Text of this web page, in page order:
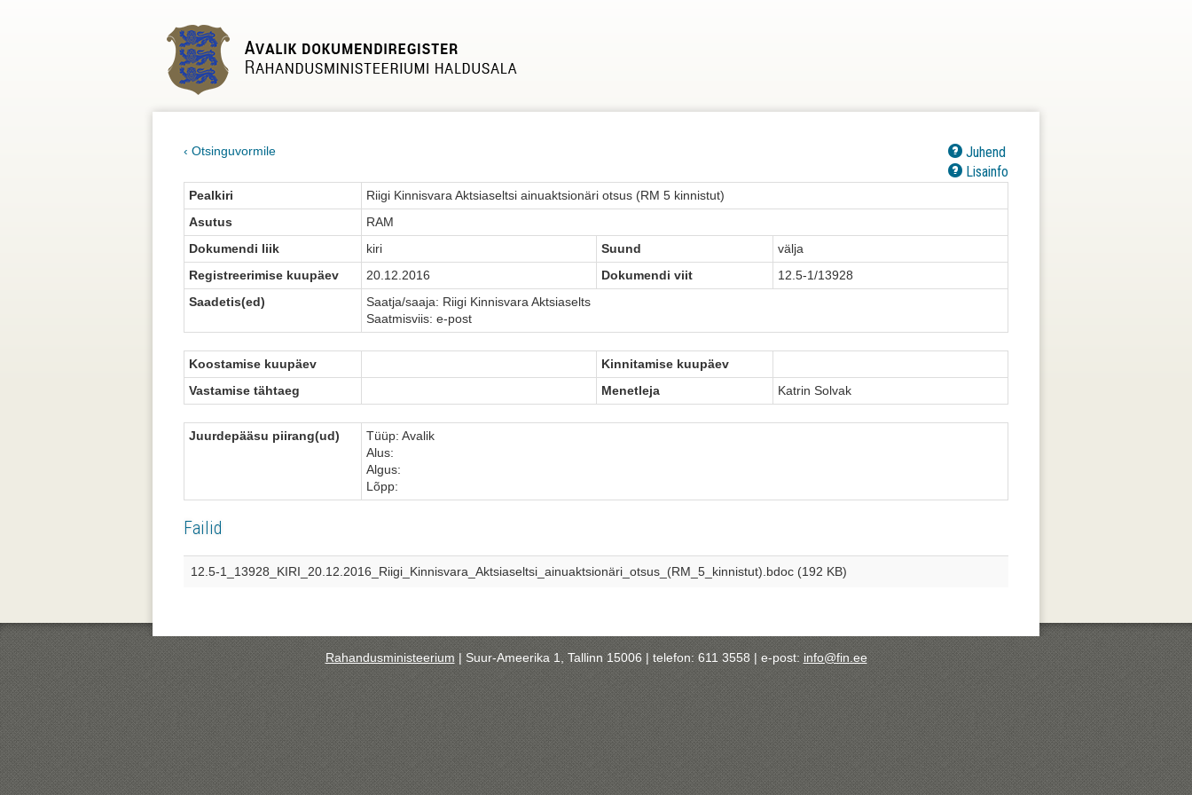
Juhend
Lisainfo
‹ Otsinguvormile
Pealkiri
Riigi Kinnisvara Aktsiaseltsi ainuaktsionäri otsus (RM 5 kinnistut)
Asutus
RAM
Dokumendi liik
kiri Suund
välja
Registreerimise kuupäev
20.12.2016 Dokumendi viit
12.5-1/13928
Saadetis(ed)
Saatja/saaja: Riigi Kinnisvara Aktsiaselts
Saatmisviis: e-post
Koostamise kuupäev
Kinnitamise kuupäev
Vastamise tähtaeg
Menetleja Katrin Solvak
Juurdepääsu piirang(ud)
Tüüp: Avalik
Alus:
Algus:
Lõpp:
Failid
12.5-1_13928_KIRI_20.12.2016_Riigi_Kinnisvara_Aktsiaseltsi_ainuaktsionäri_otsus_(RM_5_kinnistut).bdoc (192 KB)
Rahandusministeerium| Suur-Ameerika 1, Tallinn 15006 | telefon: 611 3558 | e-post:info@fin.ee